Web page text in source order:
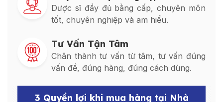
Dược sĩ đầy đủ bằng cấp, chuyên môn
tốt, chuyên nghiệp và am hiểu.
Tư Vấn Tận Tâm
Chân thành tư vấn từ tâm, tư vấn đúng
vấn đề, đúng hàng, đúng cách dùng.
3 Quyền lợi khi mua hàng tại Nhà